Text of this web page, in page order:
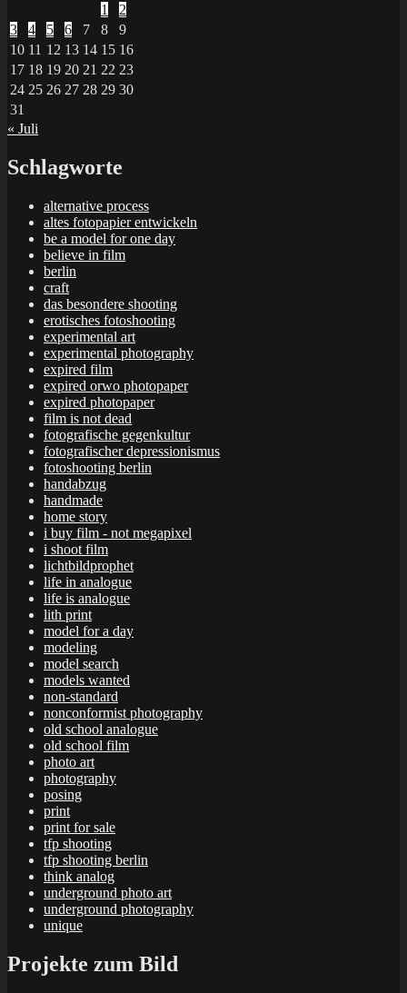
1
2
3
4 5 6 7 8
9
10 11 12 13 14 15 16
17 18 19 20 21 22 23
24 25 26 27 28 29 30
31
« Juli
Schlagworte
alternative process
altes fotopapier entwickeln
be a model for one day
believe in film
berlin
craft
das besondere shooting
erotisches fotoshooting
experimental art
experimental photography
expired film
expired orwo photopaper
expired photopaper
film is not dead
fotografische gegenkultur
fotografischer depressionismus
fotoshooting berlin
handabzug
handmade
home story
i buy film - not megapixel
i shoot film
lichtbildprophet
life in analogue
life is analogue
lith print
model for a day
modeling
model search
models wanted
non-standard
nonconformist photography
old school analogue
old school film
photo art
photography
posing
print
print for sale
tfp shooting
tfp shooting berlin
think analog
underground photo art
underground photography
unique
Projekte zum Bild